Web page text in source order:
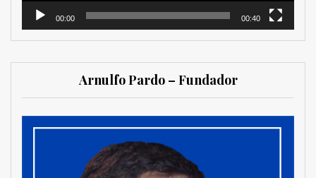
00:00 00:40
Arnulfo Pardo – Fundador